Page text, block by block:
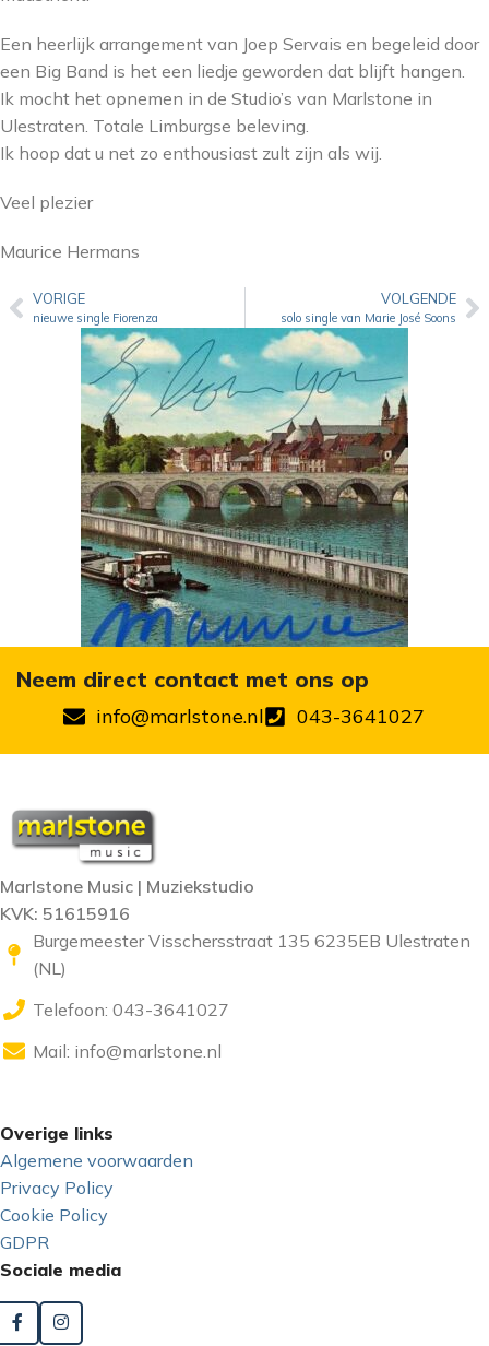
Een heerlijk arrangement van Joep Servais en begeleid door
een Big Band is het een liedje geworden dat blijft hangen.
Ik mocht het opnemen in de Studio’s van Marlstone in
Ulestraten. Totale Limburgse beleving.
Ik hoop dat u net zo enthousiast zult zijn als wij.
Veel plezier
Maurice Hermans
VORIGE
nieuwe single Fiorenza
VOLGENDE
solo single van Marie José Soons
Neem direct contact met ons op
info@marlstone.nl 043-3641027
Marlstone Music | Muziekstudio
KVK: 51615916
Burgemeester Visschersstraat 135 6235EB Ulestraten
(NL)
Telefoon: 043-3641027
Mail: info@marlstone.nl
Overige links
Algemene voorwaarden
Privacy Policy
Cookie Policy
GDPR
Sociale media